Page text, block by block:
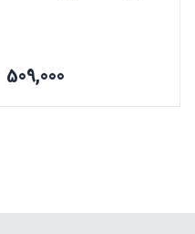
509,000